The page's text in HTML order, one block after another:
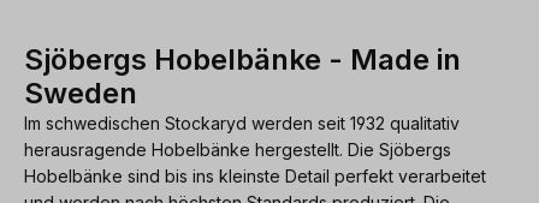
Sjöbergs Hobelbänke - Made in
Sweden
Im schwedischen Stockaryd werden seit 1932 qualitativ
herausragende Hobelbänke hergestellt. Die Sjöbergs
Hobelbänke sind bis ins kleinste Detail perfekt verarbeitet